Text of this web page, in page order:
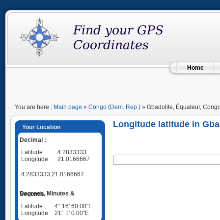
Home
You are here : Main page » Congo (Dem. Rep.) » Gbadolite, Équateur,
Your Location
Decimal :
Latitude
4.2833333
Longitude
21.0166667
4.2833333,21.0166667
Degrees, Minutes & Seconds
Latitude
4° 16' 60.00"E
Longitude
21° 1' 0.00"E
Longitude latitude in